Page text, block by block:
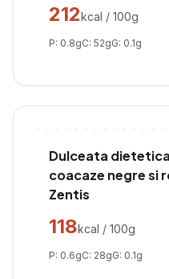
212kcal / 100g
P: 0.8gC: 52gG: 0.1g
Dulceata
coacaze negre si
Zentis
118kcal / 100g
P: 0.6gC: 28gG: 0.1g